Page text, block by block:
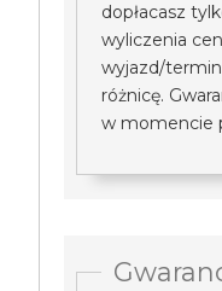
dopłacasz
wyliczenia
wyjazd/
różnicę.
w momencie